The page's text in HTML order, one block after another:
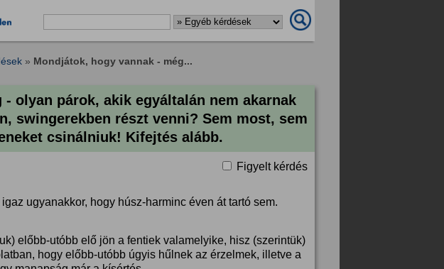
» Mondjátok, hogy vannak - még...
olyan párok, akik egyáltalán nem akarnak
swingerekben részt venni? Sem most, sem
csinálniuk! Kifejtés alább.
Figyelt kérdés
ugyanakkor, hogy húsz-harminc éven át tartó sem.
előbb-utóbb elő jön a fentiek valamelyike, hisz (szerintük)
hogy előbb-utóbb úgyis hűlnek az érzelmek, illetve a